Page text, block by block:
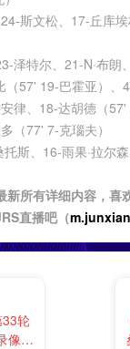
斯文松、17-丘库
泽特尔、21-N·布朗
（57' 19-巴霍亚）、
律、18-达胡德（
（77' 7-克瑙夫）
托斯、16-雨果·拉尔
新所有详细内容，喜
直播吧（
轮
像及